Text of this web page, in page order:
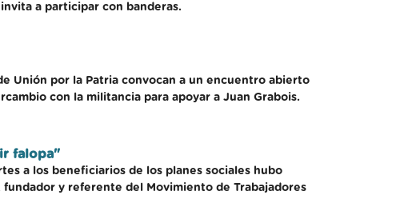
a participar con banderas.
Unión por la Patria convocan a un encuentro abierto
con la militancia para apoyar a Juan Grabois.
falopa"
a los beneficiarios de los planes sociales hubo
y referente del Movimiento de Trabajadores